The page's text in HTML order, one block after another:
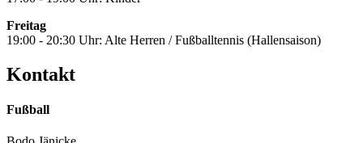
Freitag
19:00 - 20:30 Uhr: Alte Herren / Fußballtennis (Hallensaison)
Kontakt
Fußball